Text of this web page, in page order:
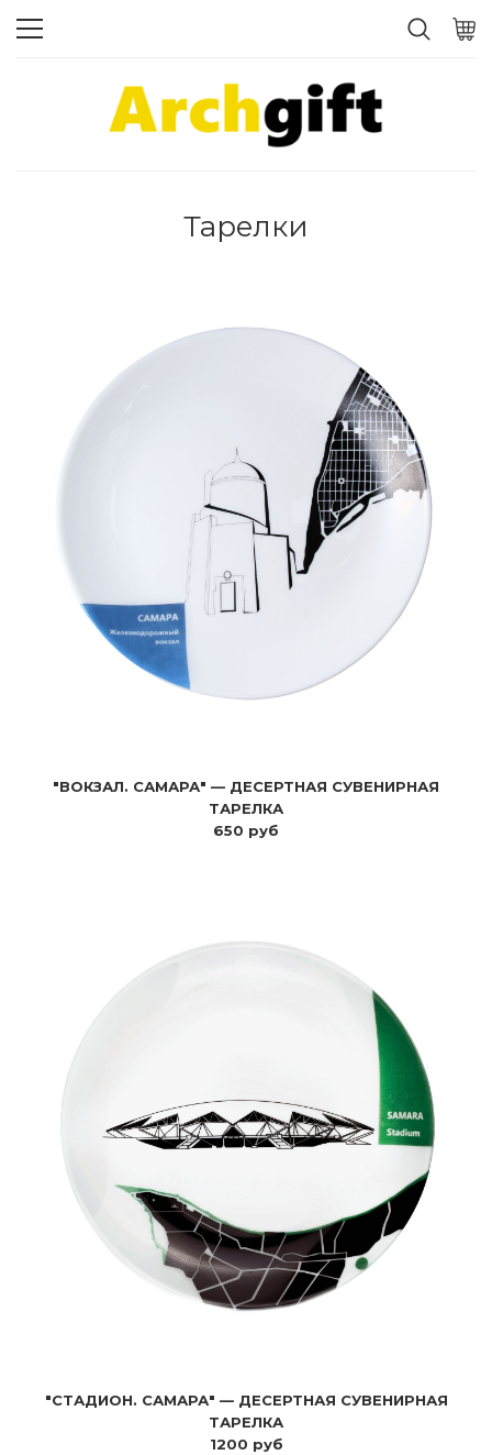
Тарелки
"ВОКЗАЛ. САМАРА" — ДЕСЕРТНАЯ СУВЕНИРНАЯ
ТАРЕЛКА
650 руб
"СТАДИОН. САМАРА" — ДЕСЕРТНАЯ СУВЕНИРНАЯ
ТАРЕЛКА
1200 руб